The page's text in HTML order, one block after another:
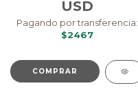
USD
Pagando por transferencia:
$2467